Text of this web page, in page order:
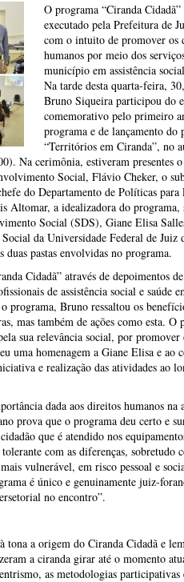
O programa “Ciranda Cidadã”
executado pela Prefeitura de
com o intuito de promover os
humanos por meio dos
município em assistência
Na tarde desta quarta-feira,
Bruno Siqueira participou do
comemorativo pelo primeiro
programa e de lançamento do
“Territórios em Ciranda”, no
Na cerimônia, estiveram presentes
Social, Flávio Cheker, o
do Departamento de Políticas para
Altomar, a idealizadora do programa,
Social (SDS), Giane Elisa
da Universidade Federal de Juiz
pastas envolvidas no programa.
Cidadã” através de depoimentos
de assistência social e saúde
programa, Bruno ressaltou os
mas também de ações como esta. O
sua relevância social, por promover
uma homenagem a Giane Elisa e ao
e realização das atividades ao
dada aos direitos humanos na
prova que o programa deu certo e
que é atendido nos
com as diferenças, sobretudo
vulnerável, em risco pessoal e
é único e genuinamente juiz-
no encontro”.
tona a origem do Ciranda Cidadã e
a ciranda girar até o momento
as metodologias participativas